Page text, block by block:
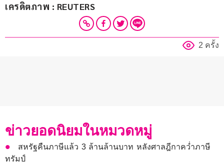
เครดิตภาพ : REUTERS
2 ครั้ง
ข่าวยอดนิยมในหมวดหมู่
สหรัฐคืนภาษีแล้ว 3 ล้านล้านบาท หลังศาลฎีกาคว่ำภาษี
ทรัมป์